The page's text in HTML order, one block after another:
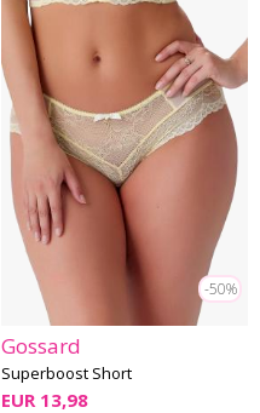
-50%
Gossard
Superboost Short
EUR 13,98